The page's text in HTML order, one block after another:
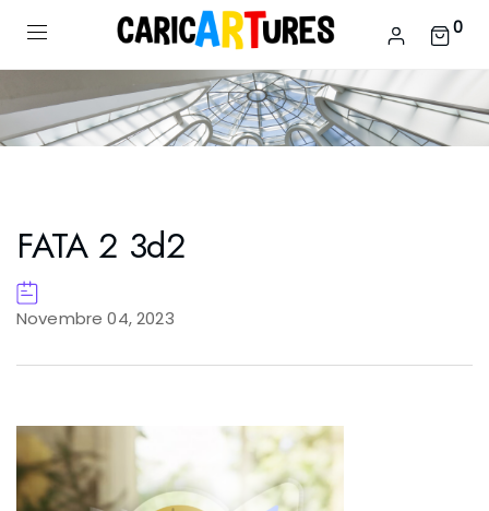
0
FATA 2 3d2
Novembre 04, 2023